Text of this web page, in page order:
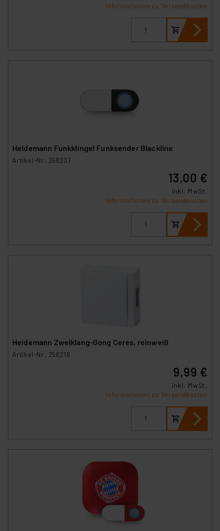
Informationen zu Versandkosten
Heidemann Funkklingel Funksender Blackline
Artikel-Nr. 258237
13,00 €
inkl. MwSt.
Informationen zu Versandkosten
Heidemann Zweiklang-Gong Ceres, reinweiß
Artikel-Nr. 258216
9,99 €
inkl. MwSt.
Informationen zu Versandkosten